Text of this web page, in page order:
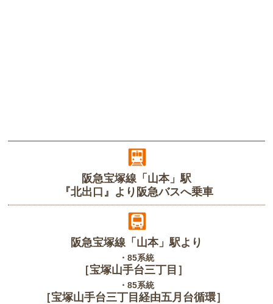
阪急宝塚線「山本」駅
『北出口』より阪急バスへ乗車
阪急宝塚線「山本」駅より
・85系統
［宝塚山手台三丁目］
・85系統
［宝塚山手台三丁目経由五月台循環］